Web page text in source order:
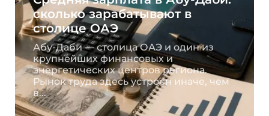
сколько зарабатывают в
столице ОАЭ
Абу-Даби — столица ОАЭ и один из
крупнейших финансовых и
энергетических центров региона.
Рынок труда здесь устроен иначе, чем
в...